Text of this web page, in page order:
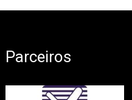
Parceiros